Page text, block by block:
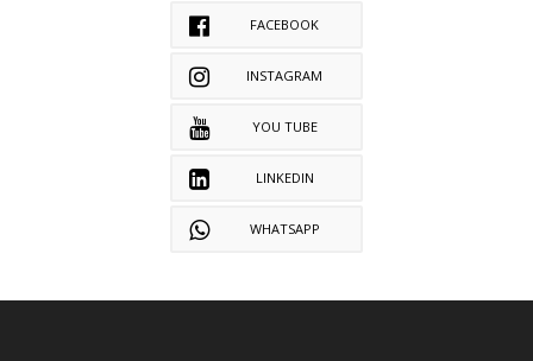
FACEBOOK
INSTAGRAM
YOU TUBE
LINKEDIN
WHATSAPP